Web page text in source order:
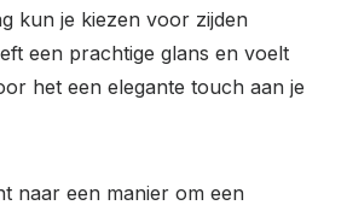
kun je kiezen voor zijden
een prachtige glans en voelt
het een elegante touch aan je
naar een manier om een